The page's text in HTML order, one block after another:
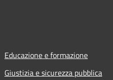
Educazione e formazione
Giustizia e sicurezza pubblica